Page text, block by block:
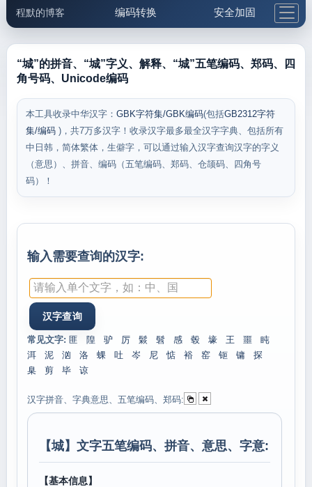
程默的博客 编码转换 安全加固
邮件工具 生活便民 更多工具
“城”的拼音、“城”字义、解释、“城”五笔编码、郑码、四
角号码、Unicode编码
本工具收录中华汉字： GBK字符集/GBK编码(包括GB2312字符
集/编码 )，共7万多汉字！收录汉字最多最全汉字字典、包括所有
中日韩，简体繁体，生僻字，可以通过输入汉字查询汉字的字义
（意思）、拼音、编码（五笔编码、郑码、仓颉码、四角号
码）！
输入需要查询的汉字:
常见文字: 匪 隍 驴 厉 鬏 髫 感 毂 壕 王 噩
盹
洱
泥 汹 洛 蜾 吐 岑 尼 惦 裕 窑 钷 镛
探
臬
剪 毕 谅
汉字拼音、字典意思、五笔编码、郑码:
【城】文字五笔编码、拼音、意思、字意:
【基本信息】